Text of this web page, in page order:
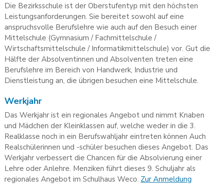
Die Bezirksschule ist der Oberstufentyp mit den höchsten
Leistungsanforderungen. Sie bereitet sowohl auf eine
anspruchsvolle Berufslehre wie auch auf den Besuch einer
Mittelschule (Gymnasium / Fachmittelschule /
Wirtschaftsmittelschule / Informatikmittelschule) vor. Gut die
Hälfte der Absolventinnen und Absolventen treten eine
Berufslehre im Bereich von Handwerk, Industrie und
Dienstleistung an, die übrigen besuchen eine Mittelschule.
Werkjahr
Das Werkjahr ist ein regionales Angebot und nimmt Knaben
und Mädchen der Kleinklassen auf, welche weder in die 3.
Realklasse noch in ein Berufswahljahr eintreten können Auch
Realschülerinnen und -schüler besuchen dieses Angebot. Das
Werkjahr verbessert die Chancen für die Absolvierung einer
Lehre oder Anlehre. Menziken führt dieses 9. Schuljahr als
regionales Angebot im Schulhaus Weco. Zur Anmeldung